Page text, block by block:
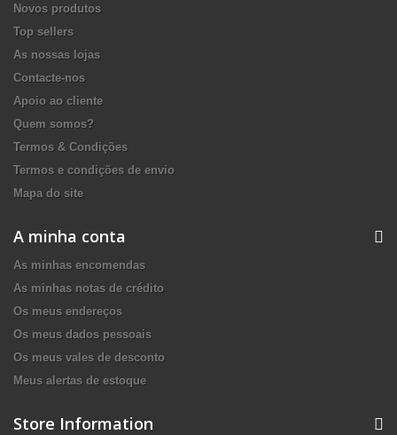
Novos produtos
Top sellers
As nossas lojas
Contacte-nos
Apoio ao cliente
Quem somos?
Termos & Condições
Termos e condições de envio
Mapa do site
A minha conta
As minhas encomendas
As minhas notas de crédito
Os meus endereços
Os meus dados pessoais
Os meus vales de desconto
Meus alertas de estoque
Store Information